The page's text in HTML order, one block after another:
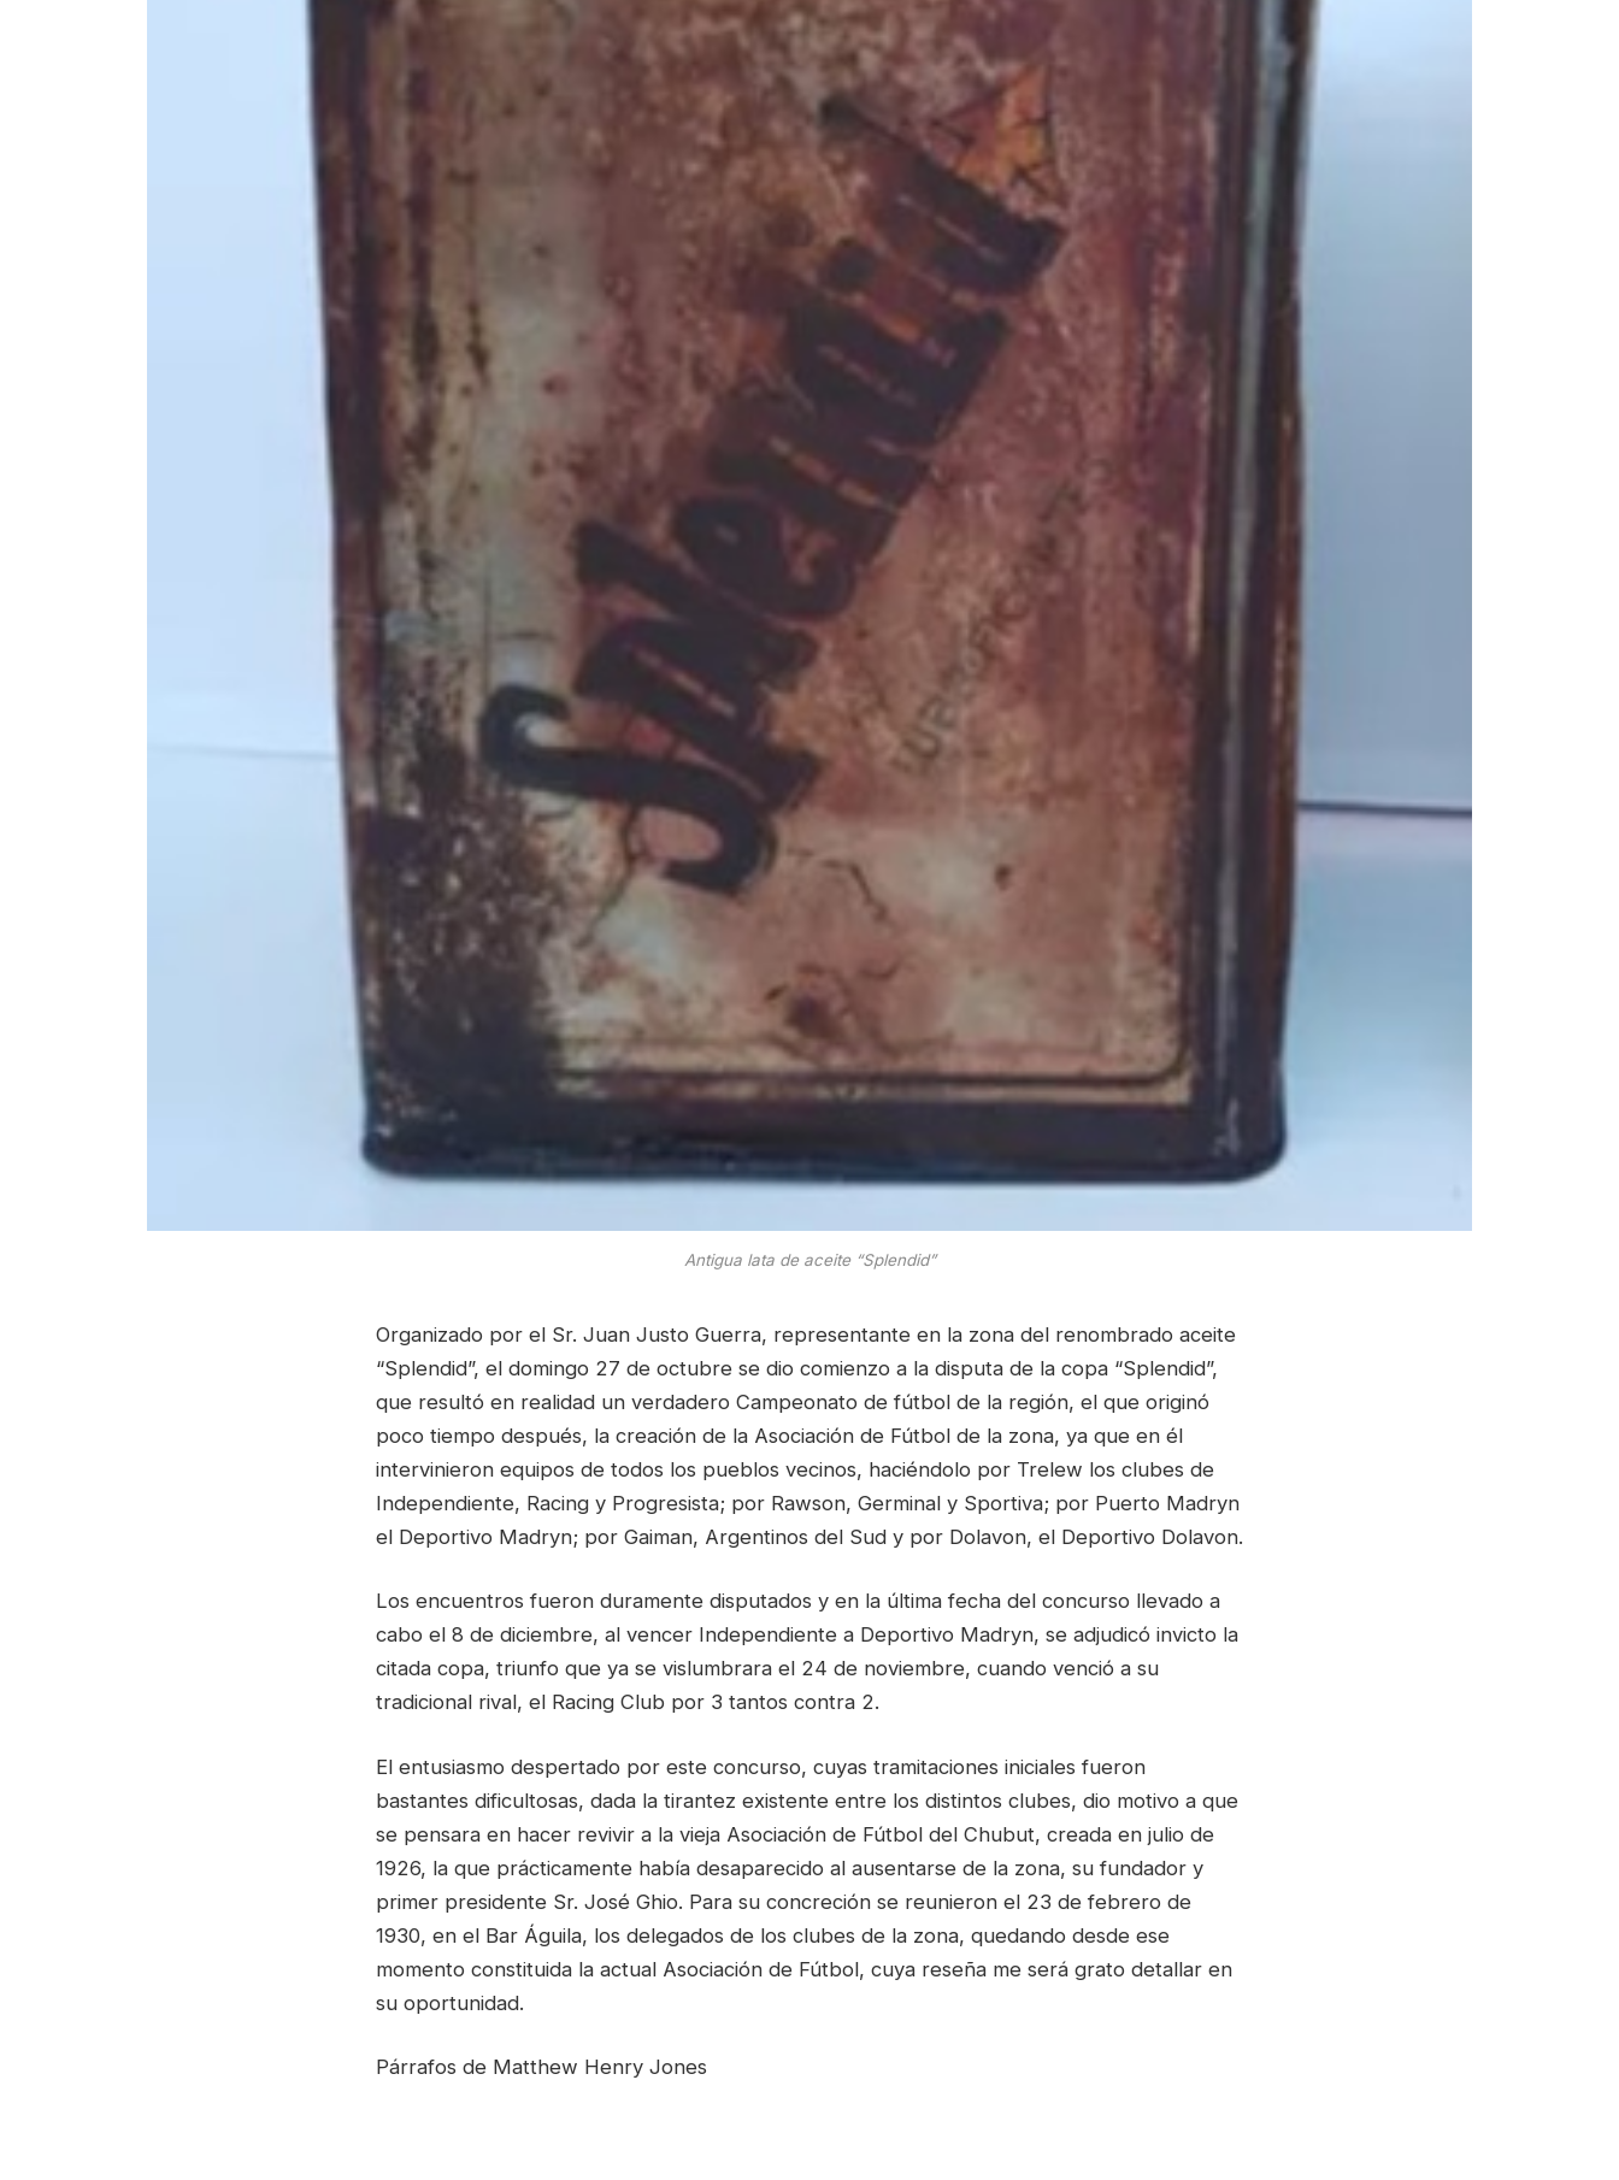
Antigua lata de aceite “Splendid”
Organizado por el Sr. Juan Justo Guerra, representante en la zona del renombrado aceite
“Splendid”, el domingo 27 de octubre se dio comienzo a la disputa de la copa “Splendid”,
que resultó en realidad un verdadero Campeonato de fútbol de la región, el que originó
poco tiempo después, la creación de la Asociación de Fútbol de la zona, ya que en él
intervinieron equipos de todos los pueblos vecinos, haciéndolo por Trelew los clubes de
Independiente, Racing y Progresista; por Rawson, Germinal y Sportiva; por Puerto Madryn
el Deportivo Madryn; por Gaiman, Argentinos del Sud y por Dolavon, el Deportivo Dolavon.
Los encuentros fueron duramente disputados y en la última fecha del concurso llevado a
cabo el 8 de diciembre, al vencer Independiente a Deportivo Madryn, se adjudicó invicto la
citada copa, triunfo que ya se vislumbrara el 24 de noviembre, cuando venció a su
tradicional rival, el Racing Club por 3 tantos contra 2.
El entusiasmo despertado por este concurso, cuyas tramitaciones iniciales fueron
bastantes dificultosas, dada la tirantez existente entre los distintos clubes, dio motivo a que
se pensara en hacer revivir a la vieja Asociación de Fútbol del Chubut, creada en julio de
1926, la que prácticamente había desaparecido al ausentarse de la zona, su fundador y
primer presidente Sr. José Ghio. Para su concreción se reunieron el 23 de febrero de
1930, en el Bar Águila, los delegados de los clubes de la zona, quedando desde ese
momento constituida la actual Asociación de Fútbol, cuya reseña me será grato detallar en
su oportunidad.
Párrafos de Matthew Henry Jones